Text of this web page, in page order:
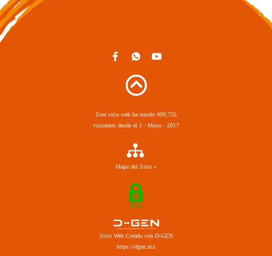
Este sitio web ha tenido 409,735
visitantes desde el 1 - Mayo - 2017
Mapa del Sitio »
Sitio Web Creado con D-GEN
https://dgen.mx